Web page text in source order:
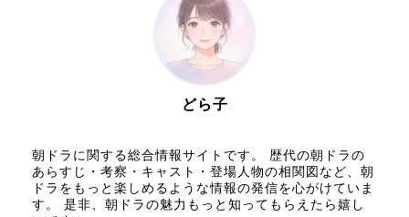
どら子
朝ドラに関する総合情報サイトです。 歴代の朝ドラの
あらすじ・考察・キャスト・登場人物の相関図など、朝
ドラをもっと楽しめるような情報の発信を心がけていま
す。 是非、朝ドラの魅力もっと知ってもらえたら嬉し